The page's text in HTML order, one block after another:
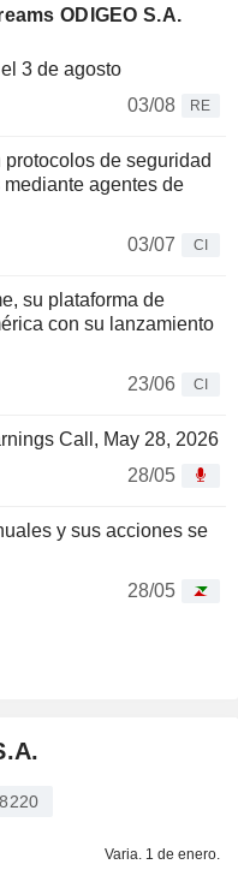
ODIGEO S.A.
3 de agosto
03/08
RE
de seguridad
agentes de
03/07
CI
su plataforma de
con su lanzamiento
23/06
CI
Call, May 28, 2026
28/05
y sus acciones se
28/05
Varia. 1 de enero.